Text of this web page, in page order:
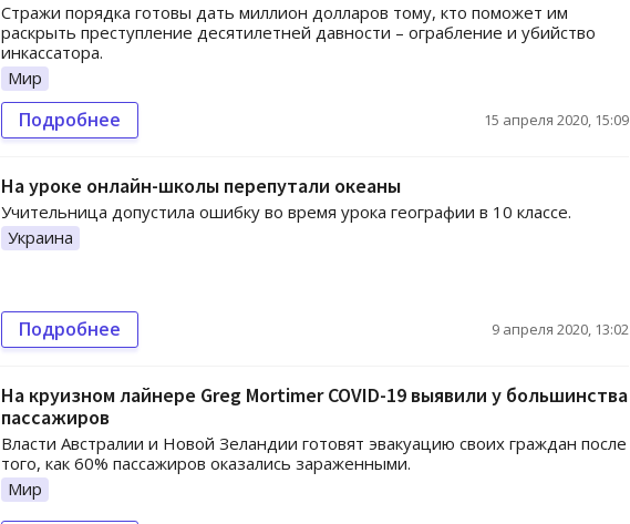
Стражи порядка готовы дать миллион долларов тому, кто поможет им
раскрыть преступление десятилетней давности – ограбление и убийство
инкассатора.
Мир
Подробнее 15 апреля 2020, 15:09
На уроке онлайн-школы перепутали океаны
Учительница допустила ошибку во время урока географии в 10 классе.
Украина
Подробнее 9 апреля 2020, 13:02
На круизном лайнере Greg Mortimer COVID-19 выявили у большинства
пассажиров
Власти Австралии и Новой Зеландии готовят эвакуацию своих граждан после
того, как 60% пассажиров оказались зараженными.
Мир